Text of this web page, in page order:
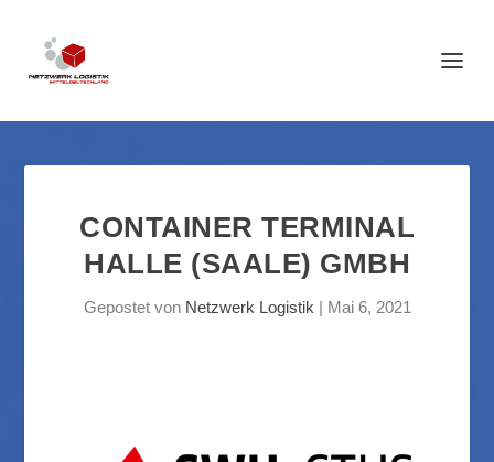
CONTAINER TERMINAL
HALLE (SAALE) GMBH
Gepostet von Netzwerk Logistik | Mai 6, 2021